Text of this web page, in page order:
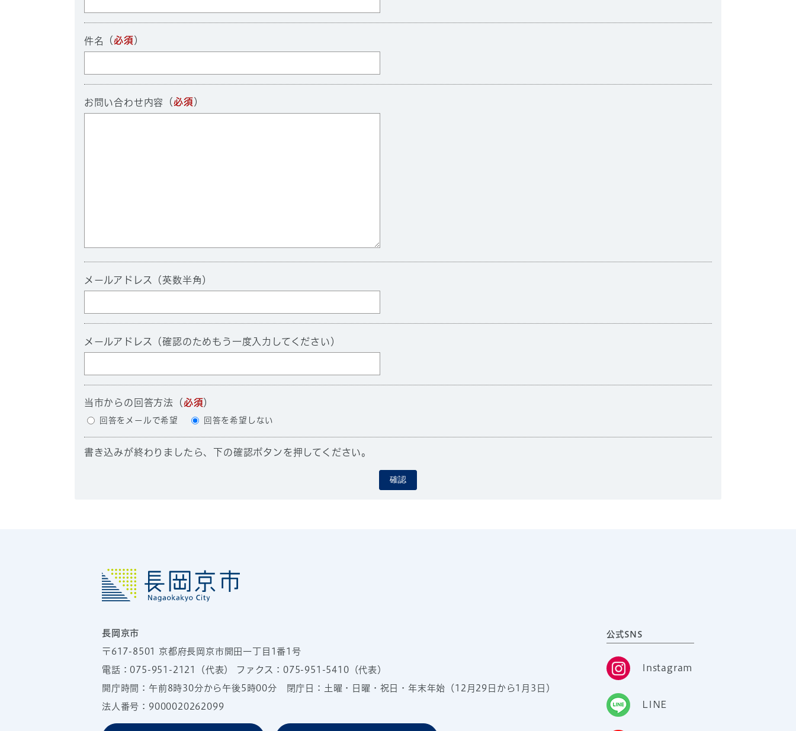
件名 （必須 ）
お問い合わせ内容 （必須 ）
メールアドレス（英数半角）
メールアドレス（確認のためもう一度入力してください）
当市からの回答方法 （必須）
回答をメールで希望 回答を希望しない
書き込みが終わりましたら、下の確認ボタンを押してください。
確認
長岡京市
〒617-8501 京都府長岡京市開田一丁目1番1号
電話：075-951-2121 （代表） ファクス：075-951-5410（代表）
開庁時間：午前8時30分から午後5時00分 閉庁日：土曜・日曜・祝日・年末年始（12月29日から1月3日）
法人番号：9000020262099
公式SNS
Instagram
LINE